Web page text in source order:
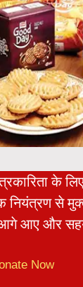
के
नियंत्रण से
आए और
Now